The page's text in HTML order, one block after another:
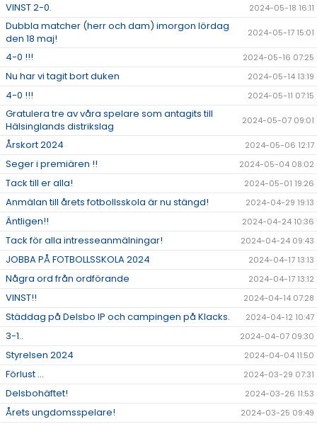
VINST 2-0. 2024-05-18 16:11
Dubbla matcher (herr och dam) imorgon lördag
den 18 maj!
2024-05-17 15:01
4-0 !!! 2024-05-16 07:25
Nu har vi tagit bort duken 2024-05-14 13:19
4-0 !!! 2024-05-11 07:15
Gratulera tre av våra spelare som antagits till
Hälsinglands distrikslag
2024-05-07 09:01
Årskort 2024 2024-05-06 12:17
Seger i premiären !! 2024-05-04 08:02
Tack till er alla! 2024-05-01 19:26
Anmälan till årets fotbollsskola är nu stängd! 2024-04-29 19:13
Äntligen!! 2024-04-24 10:36
Tack för alla intresseanmälningar! 2024-04-24 09:43
JOBBA PÅ FOTBOLLSSKOLA 2024 2024-04-17 13:13
Några ord från ordförande 2024-04-17 13:12
VINST!! 2024-04-14 07:28
Städdag på Delsbo IP och campingen på Klacks. 2024-04-12 10:47
3-1.. 2024-04-07 09:30
Styrelsen 2024 2024-04-04 11:50
Förlust ... 2024-03-29 07:31
Delsbohäftet! 2024-03-26 11:53
Årets ungdomsspelare! 2024-03-25 09:49